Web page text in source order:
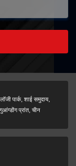
पार्क, शाई समुदाय,
प्रांत, चीन